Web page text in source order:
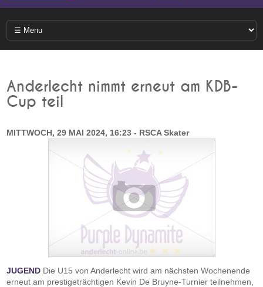
Anderlecht nimmt erneut am KDB-
Cup teil
MITTWOCH, 29 MAI 2024, 16:23 - RSCA Skater
JUGEND Die U15 von Anderlecht wird am nächsten Wochenende
erneut am prestigeträchtigen Kevin De Bruyne-Turnier teilnehmen,